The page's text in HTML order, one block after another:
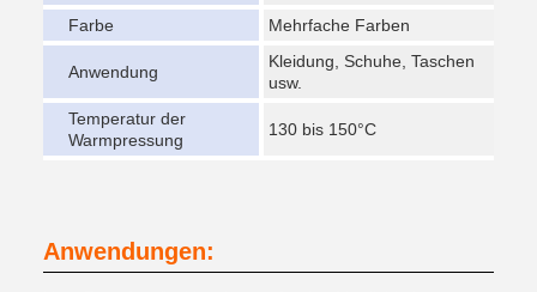
Farbe
Mehrfache Farben
Anwendung
Kleidung, Schuhe, Taschen
usw.
Temperatur der
Warmpressung
130 bis 150°C
Anwendungen: